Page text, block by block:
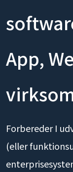
App,
Forbereder I
(eller